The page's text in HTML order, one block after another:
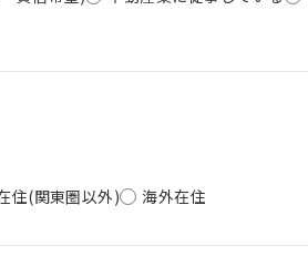
住(関東圏以外) 海外在住